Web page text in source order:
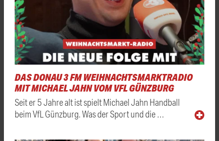
DAS DONAU 3 FM WEIHNACHTSMARKTRADIO
MIT MICHAEL JAHN VOM VFL GÜNZBURG
Seit er 5 Jahre alt ist spielt Michael Jahn Handball
beim VfL Günzburg. Was der Sport und die …